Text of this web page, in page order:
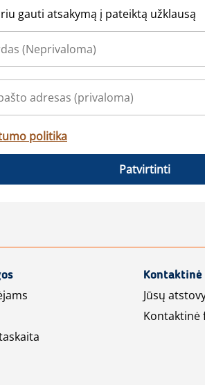
gauti atsakymą į pateiktą užklausą
politika
Patvirtinti
Jūsų
Kontaktinė